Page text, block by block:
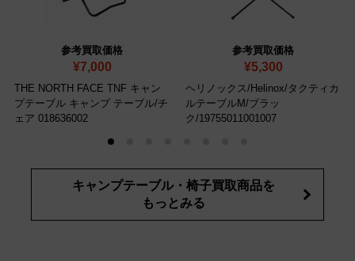
参考買取価格
¥7,000
THE NORTH FACE TNF キャン
プテーブル キャンプ テーブル/チ
ェア 018636002
参考買取価格
¥5,300
ヘリノックス/Helinox/タクティカ
ルテーブルM/ブラッ
ク/19755011001007
キャンプテーブル・椅子買取商品を
もっとみる